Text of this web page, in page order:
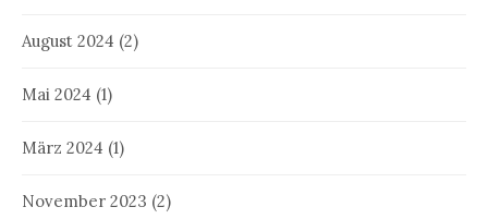
August 2024 (2)
Mai 2024 (1)
März 2024 (1)
November 2023 (2)